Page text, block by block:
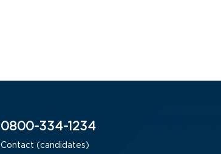
0800-334-1234
Contact (candidates)